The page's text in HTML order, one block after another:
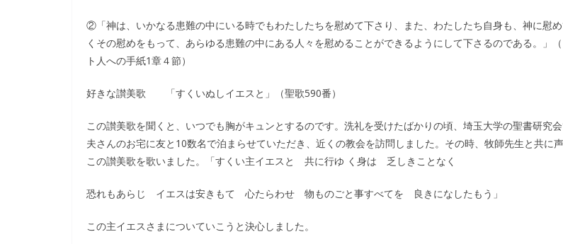
②「神は、いかなる患難の中にいる時でもわたしたちを慰めて下さり、また、わたしたち自身も、神に慰
くその慰めをもって、あらゆる患難の中にある人々を慰めることができるようにして下さるのである。」
ト人への手紙1章４節）
好きな讃美歌 「すくいぬしイエスと」（聖歌590番）
この讃美歌を聞くと、いつでも胸がキュンとするのです。洗礼を受けたばかりの頃、埼玉大学の聖書研究
夫さんのお宅に友と10数名で泊まらせていただき、近くの教会を訪問しました。その時、牧師先生と共に
この讃美歌を歌いました。「すくい主イエスと 共に行ゆ く身は 乏しきことなく
恐れもあらじ イエスは安きもて 心たらわせ 物ものごと事すべてを 良きになしたもう」
この主イエスさまについていこうと決心しました。